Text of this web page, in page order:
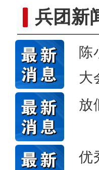
兵团新
陈
大
放
优